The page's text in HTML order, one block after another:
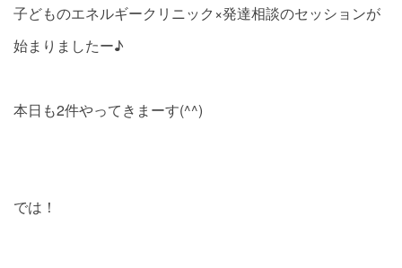
子どものエネルギークリニック×発達相談のセッションが
始まりましたー♪
本日も2件やってきまーす(^^)
では！